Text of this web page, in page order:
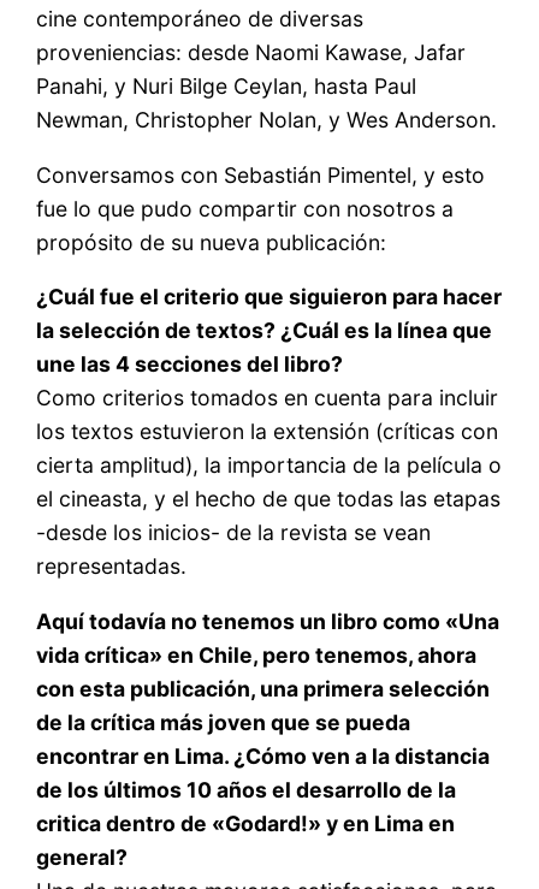
cine contemporáneo de diversas
proveniencias: desde Naomi Kawase, Jafar
Panahi, y Nuri Bilge Ceylan, hasta Paul
Newman, Christopher Nolan, y Wes Anderson.
Conversamos con Sebastián Pimentel, y esto
fue lo que pudo compartir con nosotros a
propósito de su nueva publicación:
¿Cuál fue el criterio que siguieron para hacer
la selección de textos? ¿Cuál es la línea que
une las 4 secciones del libro?
Como criterios tomados en cuenta para incluir
los textos estuvieron la extensión (críticas con
cierta amplitud), la importancia de la película o
el cineasta, y el hecho de que todas las etapas
-desde los inicios- de la revista se vean
representadas.
Aquí todavía no tenemos un libro como «Una
vida crítica» en Chile, pero tenemos, ahora
con esta publicación, una primera selección
de la crítica más joven que se pueda
encontrar en Lima. ¿Cómo ven a la distancia
de los últimos 10 años el desarrollo de la
critica dentro de «Godard!» y en Lima en
general?